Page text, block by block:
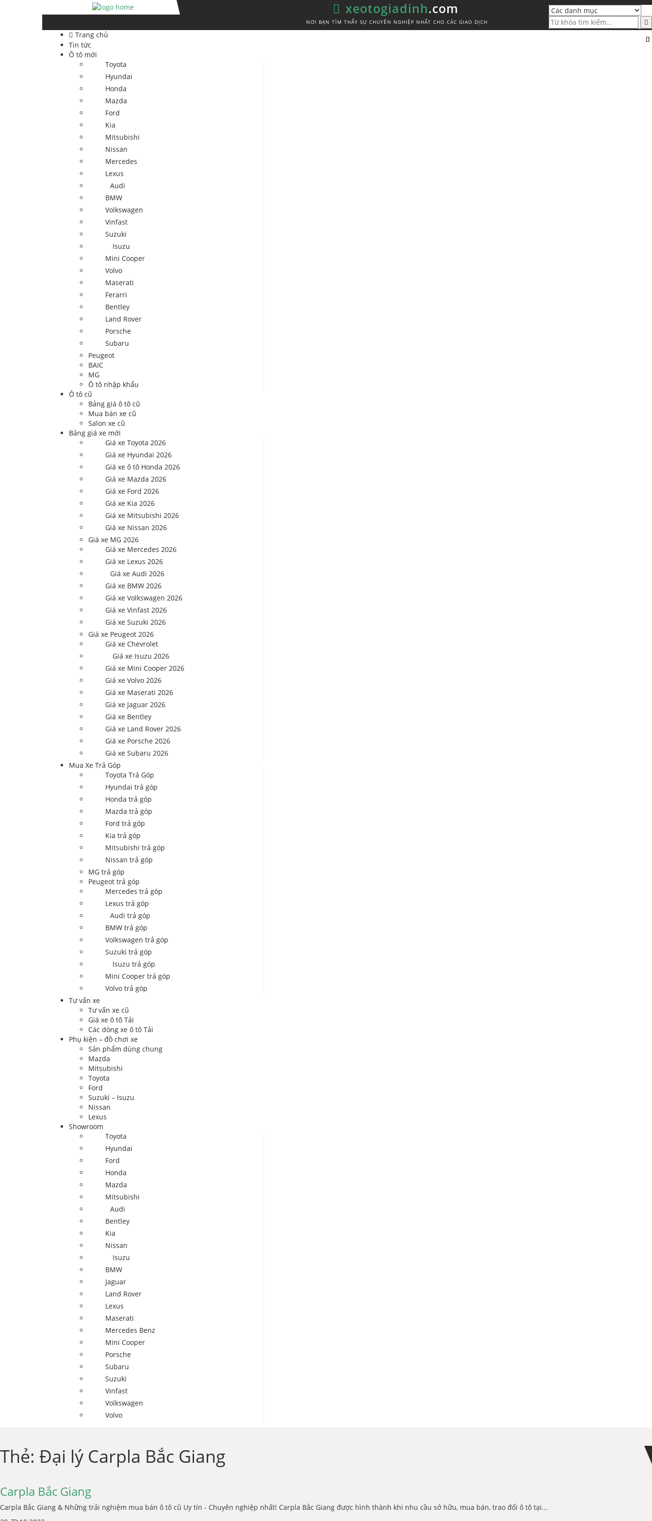
xeotogiadinh.com
NƠI BẠN TÌM THẤY SỰ CHUYÊN NGHIỆP NHẤT CHO CÁC GIAO DỊCH
Trang chủ
Tin tức
Ô tô mới
Toyota
Hyundai
Honda
Mazda
Ford
Kia
Mitsubishi
Nissan
Mercedes
Lexus
Audi
BMW
Volkswagen
Vinfast
Suzuki
Isuzu
Mini Cooper
Volvo
Maserati
Ferarri
Bentley
Land Rover
Porsche
Subaru
Peugeot
BAIC
MG
Ô tô nhập khẩu
Ô tô cũ
Bảng giá ô tô cũ
Mua bán xe cũ
Salon xe cũ
Bảng giá xe mới
Giá xe Toyota 2026
Giá xe Hyundai 2026
Giá xe ô tô Honda 2026
Giá xe Mazda 2026
Giá xe Ford 2026
Giá xe Kia 2026
Giá xe Mitsubishi 2026
Giá xe Nissan 2026
Giá xe MG 2026
Giá xe Mercedes 2026
Giá xe Lexus 2026
Giá xe Audi 2026
Giá xe BMW 2026
Giá xe Volkswagen 2026
Giá xe Vinfast 2026
Giá xe Suzuki 2026
Giá xe Peugeot 2026
Giá xe Chevrolet
Giá xe Isuzu 2026
Giá xe Mini Cooper 2026
Giá xe Volvo 2026
Giá xe Maserati 2026
Giá xe Jaguar 2026
Giá xe Bentley
Giá xe Land Rover 2026
Giá xe Porsche 2026
Giá xe Subaru 2026
Mua Xe Trả Góp
Toyota Trả Góp
Hyundai trả góp
Honda trả góp
Mazda trả góp
Ford trả góp
Kia trả góp
Mitsubishi trả góp
Nissan trả góp
MG trả góp
Peugeot trả góp
Mercedes trả góp
Lexus trả góp
Audi trả góp
BMW trả góp
Volkswagen trả góp
Suzuki trả góp
Isuzu trả góp
Mini Cooper trả góp
Volvo trả góp
Tư vấn xe
Tư vấn xe cũ
Giá xe ô tô Tải
Các dòng xe ô tô Tải
Phụ kiện – đồ chơi xe
Sản phẩm dùng chung
Mazda
Mitsubishi
Toyota
Ford
Suzuki – Isuzu
Nissan
Lexus
Showroom
Toyota
Hyundai
Ford
Honda
Mazda
Mitsubishi
Audi
Bentley
Kia
Nissan
Isuzu
BMW
Jaguar
Land Rover
Lexus
Maserati
Mercedes Benz
Mini Cooper
Porsche
Subaru
Suzuki
Vinfast
Volkswagen
Volvo
Thẻ: Đại lý Carpla Bắc Giang
Carpla Bắc Giang
Carpla Bắc Giang & Những trải nghiệm mua bán ô tô cũ Uy tín - Chuyên nghiệp nhất! Carpla Bắc Giang được hình thành khi nhu cầu sở hữu, mua bán, trao đổi ô tô tại...